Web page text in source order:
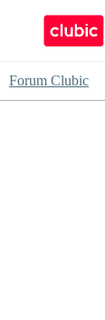
Forum Clubic